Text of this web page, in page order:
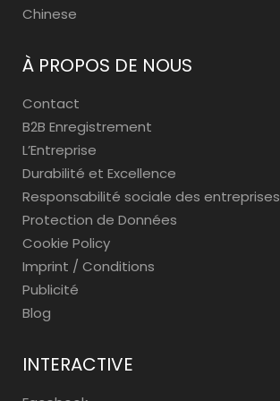
Chinese
À PROPOS DE NOUS
Contact
B2B Enregistrement
L’Entreprise
Durabilité et Excellence
Responsabilité sociale des entreprises
Protection de Données
Cookie Policy
Imprint / Conditions
Publicité
Blog
INTERACTIVE